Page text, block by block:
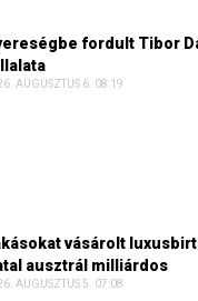
fordult Tibor
AUGUSZTUS 6. 08:19
vásárolt
ausztrál milliárdos
AUGUSZTUS 5. 07:08